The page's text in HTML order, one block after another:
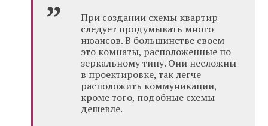
При создании схемы квартир
следует продумывать много
нюансов. В большинстве своем
это комнаты, расположенные по
зеркальному типу. Они несложны
в проектировке, так легче
расположить коммуникации,
кроме того, подобные схемы
дешевле.